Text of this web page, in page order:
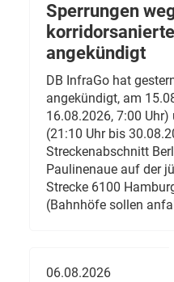
Sperrungen
angekündigt
DB InfraGo hat
angekündigt, am
16.08.2026, 7:00
(21:10 Uhr bis
Streckenabschnitt
Paulinenaue auf der
Strecke 6100
(Bahnhöfe sollen
06.08.2026